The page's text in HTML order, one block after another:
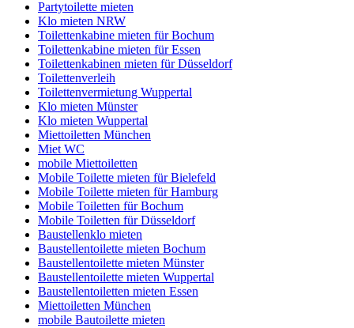
Partytoilette mieten
Klo mieten NRW
Toilettenkabine mieten für Bochum
Toilettenkabine mieten für Essen
Toilettenkabinen mieten für Düsseldorf
Toilettenverleih
Toilettenvermietung Wuppertal
Klo mieten Münster
Klo mieten Wuppertal
Miettoiletten München
Miet WC
mobile Miettoiletten
Mobile Toilette mieten für Bielefeld
Mobile Toilette mieten für Hamburg
Mobile Toiletten für Bochum
Mobile Toiletten für Düsseldorf
Baustellenklo mieten
Baustellentoilette mieten Bochum
Baustellentoilette mieten Münster
Baustellentoilette mieten Wuppertal
Baustellentoiletten mieten Essen
Miettoiletten München
mobile Bautoilette mieten